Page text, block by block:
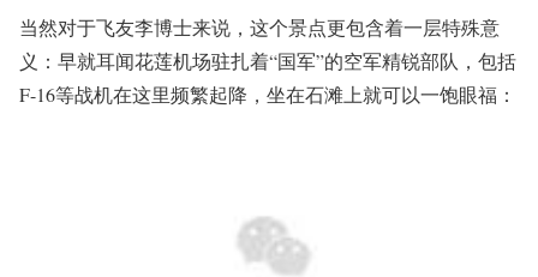
当然对于飞友李博士来说，这个景点更包含着一层特殊意
义：早就耳闻花莲机场驻扎着“国军”的空军精锐部队，包括
F-16等战机在这里频繁起降，坐在石滩上就可以一饱眼福：